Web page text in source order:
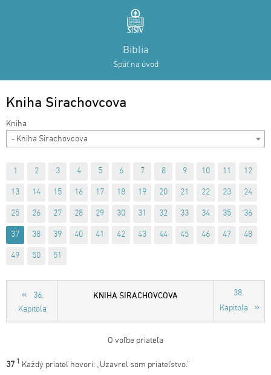
Biblia
Späť na úvod
Kniha Sirachovcova
- Kniha Sirachovcova
1 2 3 4 5 6 7 8 9 10 11 12
13 14 15 16 17 18 19 20 21 22 23 24
25 26 27 28 29 30 31 32 33 34 35 36
37 38 39 40 41 42 43 44 45 46 47 48
49 50 51
36.
Kapitola
KNIHA SIRACHOVCOVA
38.
Kapitola
O voľbe priateľa
37 1 Každý priateľ hovorí: „Uzavrel som priateľstvo.“